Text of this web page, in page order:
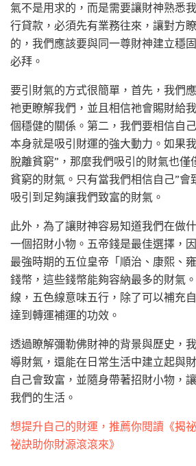
氣不是用求的，而是需要讓財神熟悉
行貸款，必須先有業務往來，讓對方
的，我們應該要與同一尊財神建立穩
必拜。
要引財氣的方式很簡單，首先，我們
祂更瞭解我們，並且相信祂會賜財給
個穩健的關係。第二，我們要相信自
本身就是吸引財運的強大動力。如果
脫離貧窮”，那麼我們吸引的財氣也僅
貧窮的財氣。只有當我們相信自己”會
吸引到足夠讓我們致富的財氣。
此外，為了讓財神容易知道我們在做
一個招財小物。五帝錢是最佳選擇，
最強時期的五位皇帝「順治、康熙、
錢幣，這些錢幣能夠容納最多的財氣
線，五色線意味五行，除了可以補充
達到轉運補運的功效。
透過瞭解彌勒佛財神的背景與歷史，
導財氣，還能在日常生活中建立起與
自己會致富，並隨身帶著招財小物，
我們的生活。
想提升自己的財運，推薦你閱讀《揭
祕訣助你財源滾滾來》